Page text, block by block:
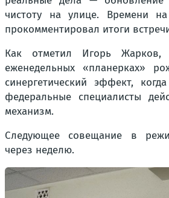
чистоту на улице. Времени
прокомментировал итоги
Как отметил Игорь
еженедельных «планерках»
синергетический эффект,
федеральные специалисты
механизм.
Следующее совещание в
через неделю.